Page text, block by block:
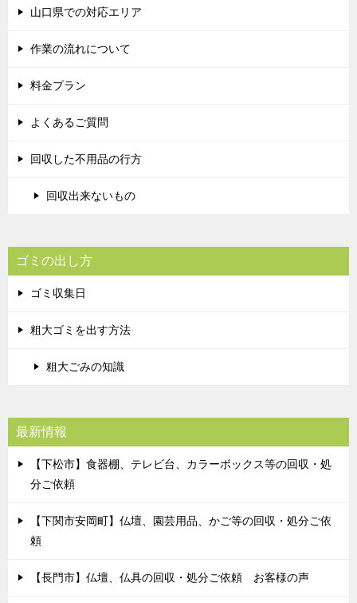
山口県での対応エリア
作業の流れについて
料金プラン
よくあるご質問
回収した不用品の行方
回収出来ないもの
ゴミの出し方
ゴミ収集日
粗大ゴミを出す方法
粗大ごみの知識
最新情報
【下松市】食器棚、テレビ台、カラーボックス等の回収・処
分ご依頼
【下関市安岡町】仏壇、園芸用品、かご等の回収・処分ご依
頼
【長門市】仏壇、仏具の回収・処分ご依頼 お客様の声